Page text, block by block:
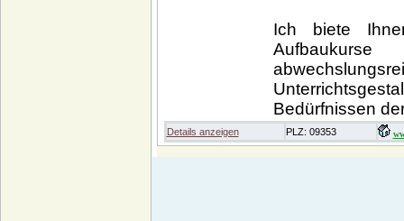
Ich biete
Bedürfnissen
Details anzeigen PLZ: 09353